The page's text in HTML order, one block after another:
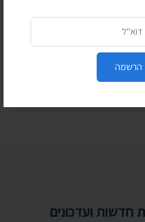
הרשמה
במשרד הפנים – התכנסה רק
תחשוף סעיפים בנהלי
ועדכונים